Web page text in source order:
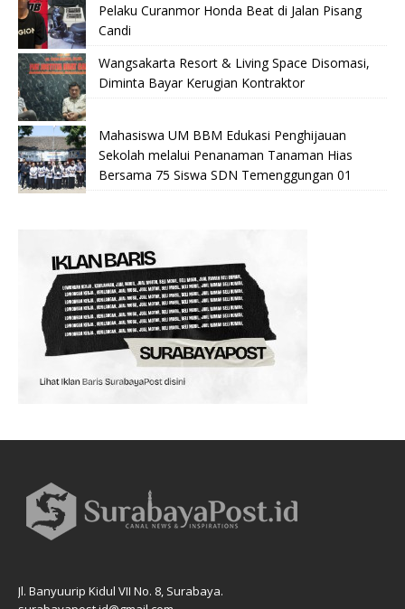
Pelaku Curanmor Honda Beat di Jalan Pisang
Candi
Wangsakarta Resort & Living Space Disomasi,
Diminta Bayar Kerugian Kontraktor
Mahasiswa UM BBM Edukasi Penghijauan
Sekolah melalui Penanaman Tanaman Hias
Bersama 75 Siswa SDN Temenggungan 01
Jl. Banyuurip Kidul VII No. 8, Surabaya.